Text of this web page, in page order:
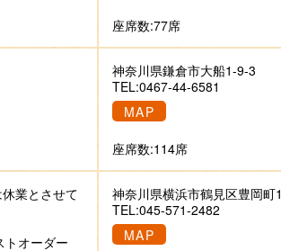
座席数:77席
神奈川県鎌倉市大船1-9-3
TEL:0467-44-6581
MAP
座席数:114席
業とさせて
オーダー
神奈川県横浜市鶴見区豊岡
TEL:045-571-2482
MAP